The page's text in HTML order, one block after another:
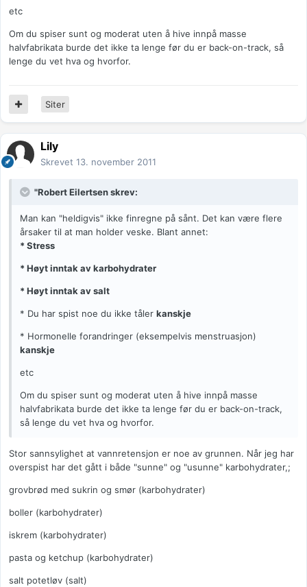
etc
Om du spiser sunt og moderat uten å hive innpå masse
halvfabrikata burde det ikke ta lenge før du er back-on-track, så
lenge du vet hva og hvorfor.
Siter
Lily
Skrevet 13. november 2011
"Robert Eilertsen skrev:
Man kan "heldigvis" ikke finregne på sånt. Det kan være flere
årsaker til at man holder veske. Blant annet:
* Stress
* Høyt inntak av karbohydrater
* Høyt inntak av salt
* Du har spist noe du ikke tåler kanskje
* Hormonelle forandringer (eksempelvis menstruasjon)
kanskje
etc
Om du spiser sunt og moderat uten å hive innpå masse
halvfabrikata burde det ikke ta lenge før du er back-on-track,
så lenge du vet hva og hvorfor.
Stor sannsylighet at vannretensjon er noe av grunnen. Når jeg har
overspist har det gått i både "sunne" og "usunne" karbohydrater,;
grovbrød med sukrin og smør (karbohydrater)
boller (karbohydrater)
iskrem (karbohydrater)
pasta og ketchup (karbohydrater)
salt potetløv (salt)